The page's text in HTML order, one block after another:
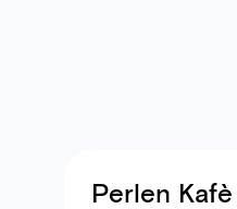
Perlen Kafè